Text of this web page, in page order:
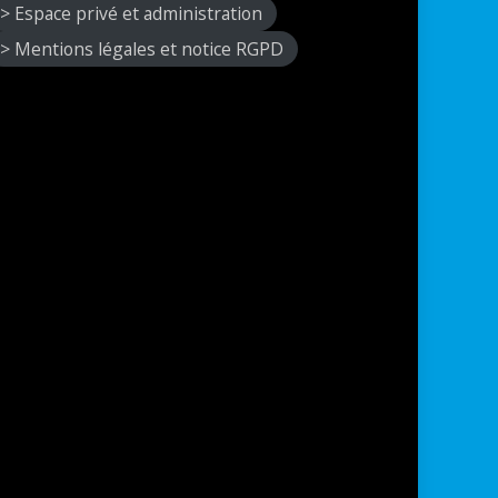
> Espace privé et administration
> Mentions légales et notice RGPD